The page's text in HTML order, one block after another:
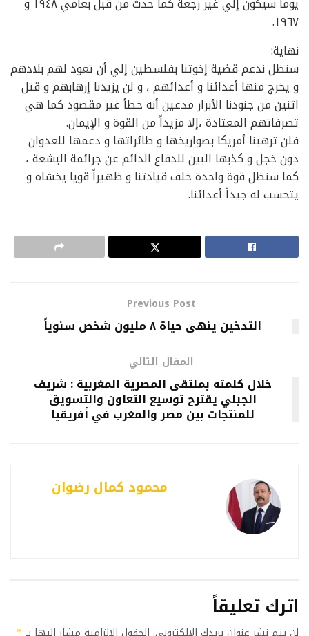
١٩٦٧.
نهاية:
سنظل ندعم قضية إخوتنا بفلسطين إلي أن تعود لهم بلادهم
و يخرج منها أعدائنا و أعدائهم ، و لن يزيدنا إرهابهم و قتل
اثنين من جنودنا الأبرار مدعين أنه خطأ غير مقصود كما هي
تصرفاتهم المعتادة ،إلا مزيداً من القوة و الإيمان.
فلن ترهبنا أمريكا بصواريخها و طائراتها و دعمها للعدوان
دون خجل و كذبها البين للدفاع الدائم عن جرائمة البشعة ،
كما سنظل قوة واحدة خلف قيادتنا و ظهيراً قويا يخشاه و
يتحسب له جيداً أعدائنا.
Previous Post
التدخين ينهى حياة ٨ مليون شخص سنوياً
المقال التالي
خلال كلمته بملتقى المصرية المغربية : شريف
الجبلي يقترح توسيع التعاون والتسويق
للمنتجات بين مصر والمغرب في أفريقيا
محمود كمال رضوان
اترك تعليقاً
*